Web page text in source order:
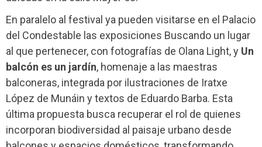
En paralelo al festival ya pueden visitarse en el Palacio
del Condestable las exposiciones Buscando un lugar
al que pertenecer, con fotografías de Olana Light, y Un
balcón es un jardín, homenaje a las maestras
balconeras, integrada por ilustraciones de Iratxe
López de Munáin y textos de Eduardo Barba. Esta
última propuesta busca recuperar el rol de quienes
incorporan biodiversidad al paisaje urbano desde